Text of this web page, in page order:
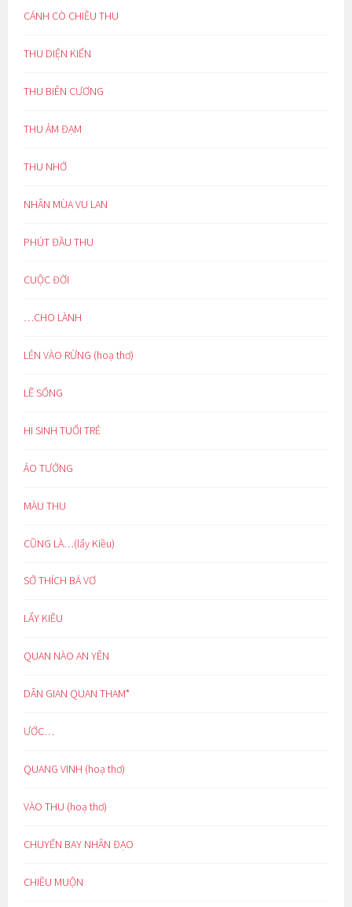
CÁNH CÒ CHIỀU THU
THU DIỆN KIẾN
THU BIÊN CƯƠNG
THU ẢM ĐẠM
THU NHỚ
NHÂN MÙA VU LAN
PHÚT ĐẦU THU
CUỘC ĐỜI
…CHO LÀNH
LẺN VÀO RỪNG (hoạ thơ)
LẼ SỐNG
HI SINH TUỔI TRẺ
ẢO TƯỞNG
MÀU THU
CŨNG LÀ…(lẩy Kiều)
SỞ THÍCH BÁ VƠ
LẨY KIỀU
QUAN NÀO AN YÊN
DÂN GIAN QUAN THAM*
ƯỚC…
QUANG VINH (hoạ thơ)
VÀO THU (hoạ thơ)
CHUYẾN BAY NHÂN ĐẠO
CHIỀU MUỘN